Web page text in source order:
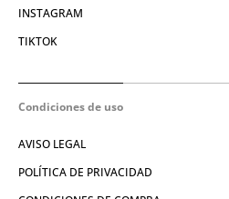
INSTAGRAM
TIKTOK
Condiciones de uso
AVISO LEGAL
POLÍTICA DE PRIVACIDAD